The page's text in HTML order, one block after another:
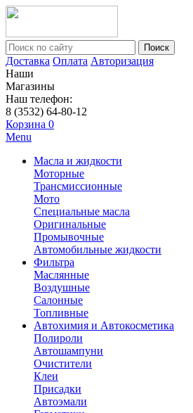
Поиск
Доставка Оплата Авторизация
Наши
Магазины
Наш телефон:
8 (3532) 64-80-12
Корзина 0
Menu
Масла и жидкости
Моторные
Трансмиссионные
Мото
Специальные масла
Оригинальные
Промывочные
Автомобильные жидкости
Фильтра
Маслянные
Воздушные
Салонные
Топливные
Автохимия и Автокосметика
Полироли
Автошампуни
Очистители
Клеи
Присадки
Автоэмали